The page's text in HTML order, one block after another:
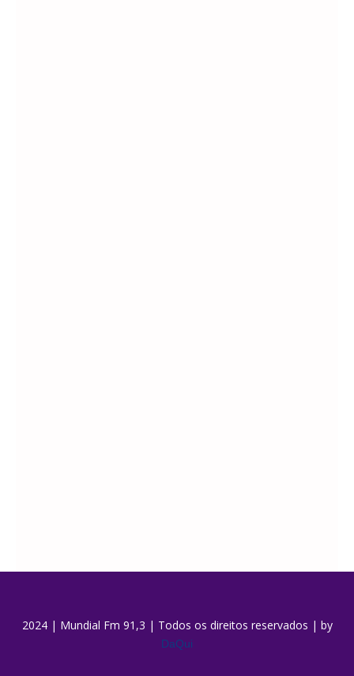
2024 | Mundial Fm 91,3 | Todos os direitos reservados | by
DaQui